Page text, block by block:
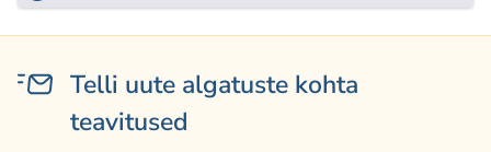
Telli uute algatuste kohta
teavitused